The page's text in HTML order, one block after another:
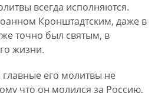
всегда исполняются.
Кронштадтским, даже в
точно был святым, в
жизни.
его молитвы не
что он молился за Россию,